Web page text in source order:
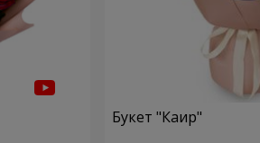
Букет "Каир"